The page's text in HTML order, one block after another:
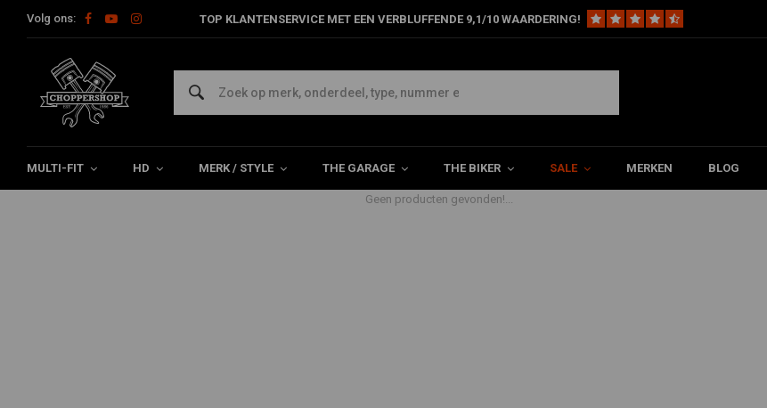
Volg ons: TOP KLANTENSERVICE MET EEN VERBLUFFENDE 9,1/10 WAARDERING!
MULTI-FIT HD MERK / STYLE THE GARAGE THE BIKER SALE MERKEN BLOG
Producten getagd met point cover harley
Home Tags point cover harley
Geen producten gevonden!...